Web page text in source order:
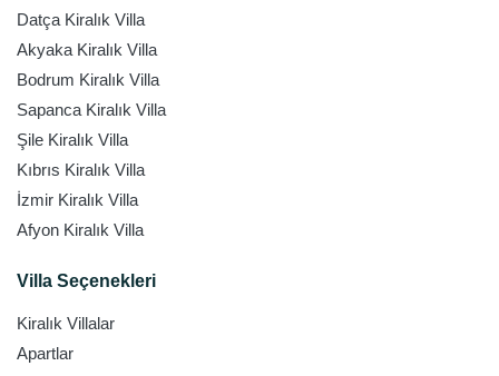
Datça Kiralık Villa
Akyaka Kiralık Villa
Bodrum Kiralık Villa
Sapanca Kiralık Villa
Şile Kiralık Villa
Kıbrıs Kiralık Villa
İzmir Kiralık Villa
Afyon Kiralık Villa
Villa Seçenekleri
Kiralık Villalar
Apartlar